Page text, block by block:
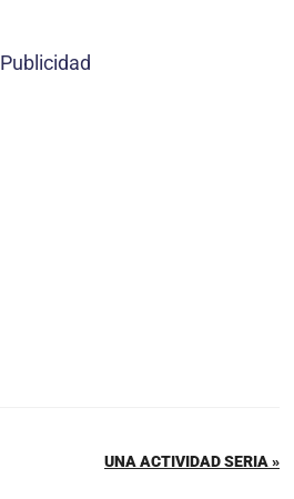
Publicidad
UNA ACTIVIDAD SERIA »